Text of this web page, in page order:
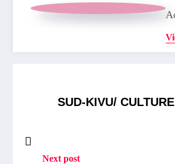
SUD-KIVU/
Next post